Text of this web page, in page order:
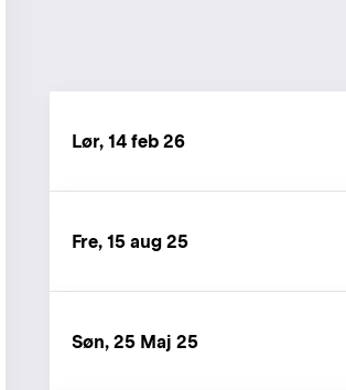
Lør, 14 feb 26
Fre, 15 aug 25
Søn, 25 Maj 25